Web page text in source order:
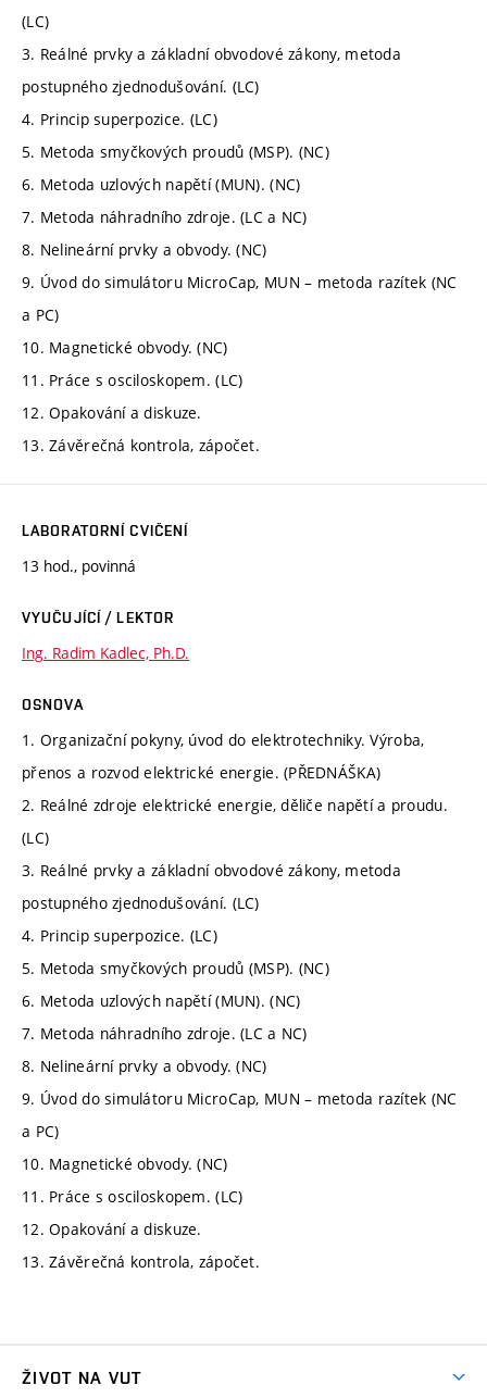
(LC)
3. Reálné prvky a základní obvodové zákony, metoda
postupného zjednodušování. (LC)
4. Princip superpozice. (LC)
5. Metoda smyčkových proudů (MSP). (NC)
6. Metoda uzlových napětí (MUN). (NC)
7. Metoda náhradního zdroje. (LC a NC)
8. Nelineární prvky a obvody. (NC)
9. Úvod do simulátoru MicroCap, MUN – metoda razítek (NC
a PC)
10. Magnetické obvody. (NC)
11. Práce s osciloskopem. (LC)
12. Opakování a diskuze.
13. Závěrečná kontrola, zápočet.
LABORATORNÍ CVIČENÍ
13 hod., povinná
VYUČUJÍCÍ / LEKTOR
Ing. Radim Kadlec, Ph.D.
OSNOVA
1. Organizační pokyny, úvod do elektrotechniky. Výroba,
přenos a rozvod elektrické energie. (PŘEDNÁŠKA)
2. Reálné zdroje elektrické energie, děliče napětí a proudu.
(LC)
3. Reálné prvky a základní obvodové zákony, metoda
postupného zjednodušování. (LC)
4. Princip superpozice. (LC)
5. Metoda smyčkových proudů (MSP). (NC)
6. Metoda uzlových napětí (MUN). (NC)
7. Metoda náhradního zdroje. (LC a NC)
8. Nelineární prvky a obvody. (NC)
9. Úvod do simulátoru MicroCap, MUN – metoda razítek (NC
a PC)
10. Magnetické obvody. (NC)
11. Práce s osciloskopem. (LC)
12. Opakování a diskuze.
13. Závěrečná kontrola, zápočet.
ŽIVOT NA VUT